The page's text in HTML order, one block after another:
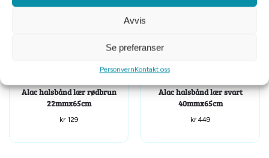
Avvis
Se preferanser
PersonvernKontakt oss
Alac halsbånd lær rødbrun
22mmx65cm
kr129
Alac halsbånd lær svart
40mmx65cm
kr449